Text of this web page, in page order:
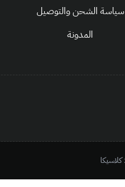
سياسة الشحن والتوصيل
المدونة
كلاسيكا